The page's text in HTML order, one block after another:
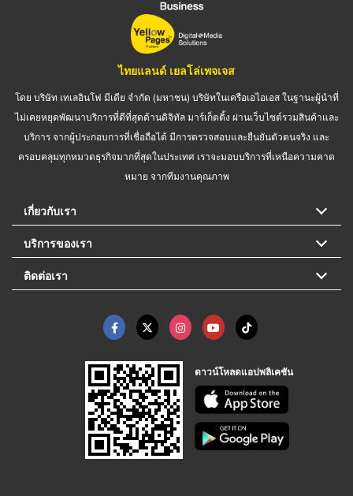
ไทยแลนด์ เยลโล่เพจเจส
โดย บริษัท เทเลอินโฟ มีเดีย จำกัด (มหาชน) บริษัทในเครือเอไอเอส ในฐานะผู้นำที่
ไม่เคยหยุดพัฒนาบริการที่ดีที่สุดด้านดิจิทัล มาร์เก็ตติ้ง ผ่านเว็บไซต์รวมสินค้าและ
บริการ จากผู้ประกอบการที่เชื่อถือได้ มีการตรวจสอบและยืนยันตัวตนจริง และ
ครอบคลุมทุกหมวดธุรกิจมากที่สุดในประเทศ เราจะมอบบริการที่เหนือความคาด
หมาย จากทีมงานคุณภาพ
เกี่ยวกับเรา
บริการของเรา
ติดต่อเรา
ดาวน์โหลดแอปพลิเคชัน